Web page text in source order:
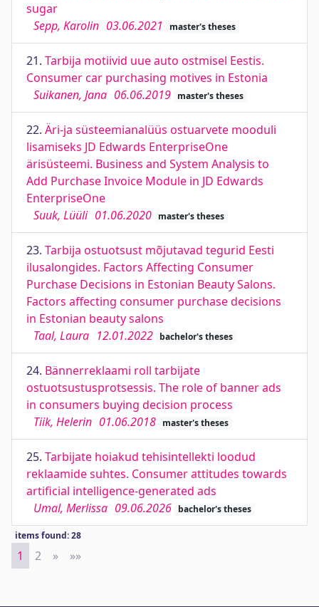
sugar
Sepp, Karolin 03.06.2021 master's theses
21. Tarbija motiivid uue auto ostmisel Eestis.
Consumer car purchasing motives in Estonia
Suikanen, Jana 06.06.2019 master's theses
22. Äri-ja süsteemianalüüs ostuarvete mooduli
lisamiseks JD Edwards EnterpriseOne
ärisüsteemi. Business and System Analysis to
Add Purchase Invoice Module in JD Edwards
EnterpriseOne
Suuk, Lüüli 01.06.2020 master's theses
23. Tarbija ostuotsust mõjutavad tegurid Eesti
ilusalongides. Factors Affecting Consumer
Purchase Decisions in Estonian Beauty Salons.
Factors affecting consumer purchase decisions
in Estonian beauty salons
Taal, Laura 12.01.2022 bachelor's theses
24. Bännerreklaami roll tarbijate
ostuotsustusprotsessis. The role of banner ads
in consumers buying decision process
Tiik, Helerin 01.06.2018 master's theses
25. Tarbijate hoiakud tehisintellekti loodud
reklaamide suhtes. Consumer attitudes towards
artificial intelligence-generated ads
Umal, Merlissa 09.06.2026 bachelor's theses
items found: 28
1 2 » Next
»»